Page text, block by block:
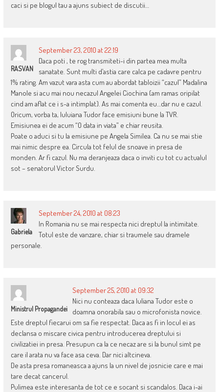
caci si pe blogul tau a ajuns subiect de discutii…
RASVAN
September 23, 2010 at 22:19
Daca poti , te rog transmiteti-i din partea mea multa
sanatate. Sunt multi d’astia care calca pe cadavre pentru
1% rating. Am vazut vara asta cum au abordat tabloizii “cazul” Madalina
Manole si acu mai nou necazul Angelei Ciochina (am ramas oripilat
cind am aflat ce i s-a intimplat). As mai comenta eu…dar nu e cazul.
Oricum, vorba ta, Iuluiana Tudor face emisiuni bune la TVR.
Emisiunea ei de acum “O data in viata” e chiar reusita.
Poate o aduci si tu la emisiune pe Angela Similea. Ca nu se mai stie
mai nimic despre ea. Circula tot felul de snoave in presa de
monden. Ar fi cazul. Nu ma deranjeaza daca o inviti cu tot cu actualul
sot – senatorul Victor Surdu.
Gabriela
September 24, 2010 at 08:23
In Romania nu se mai respecta nici dreptul la intimitate.
Totul este de vanzare, chiar si traumele sau dramele
personale.
Ministrul Propagandei
September 25, 2010 at 09:32
Nici nu conteaza daca Iuliana Tudor este o
doamna onorabila sau o microfonista novice.
Este dreptul fiecarui om sa fie respectat. Daca as fi in locul ei as
declansa o miscare civica pentru introducerea dreptului si
civilizatiei in presa. Presupun ca la ce necaz are si la bunul simt pe
care il arata nu va face asa ceva. Dar nici altcineva.
De asta presa romaneasca a ajuns la un nivel de josnicie care e mai
tare decat cancerul.
Pulimea este interesanta de tot ce e socant si scandalos. Daca i-ai